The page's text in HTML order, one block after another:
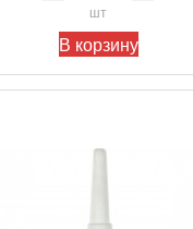
шт
В корзину